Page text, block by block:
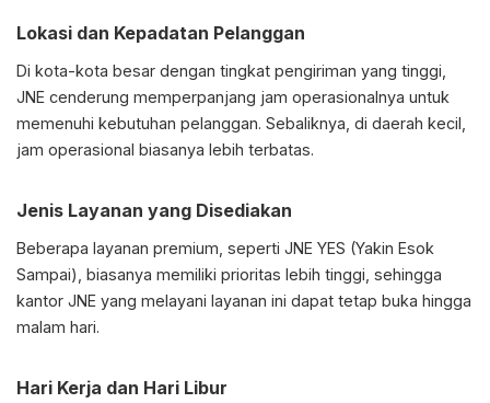
Lokasi dan Kepadatan Pelanggan
Di kota-kota besar dengan tingkat pengiriman yang tinggi,
JNE cenderung memperpanjang jam operasionalnya untuk
memenuhi kebutuhan pelanggan. Sebaliknya, di daerah kecil,
jam operasional biasanya lebih terbatas.
Jenis Layanan yang Disediakan
Beberapa layanan premium, seperti JNE YES (Yakin Esok
Sampai), biasanya memiliki prioritas lebih tinggi, sehingga
kantor JNE yang melayani layanan ini dapat tetap buka hingga
malam hari.
Hari Kerja dan Hari Libur